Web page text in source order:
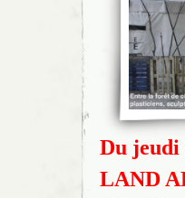
Du jeudi
LAND